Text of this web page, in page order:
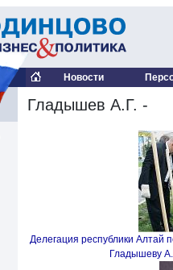
Новости
Гладышев А.Г. -
Делегация республики Алтай
Гладышеву